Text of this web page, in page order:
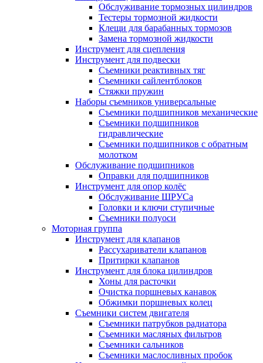
Обслуживание тормозных цилиндров
Тестеры тормозной жидкости
Клещи для барабанных тормозов
Замена тормозной жидкости
Инструмент для сцепления
Инструмент для подвески
Съемники реактивных тяг
Съемники сайлентблоков
Стяжки пружин
Наборы съемников универсальные
Съемники подшипников механические
Съемники подшипников
гидравлические
Съемники подшипников с обратным
молотком
Обслуживание подшипников
Оправки для подшипников
Инструмент для опор колёс
Обслуживание ШРУСа
Головки и ключи ступичные
Съемники полуоси
Моторная группа
Инструмент для клапанов
Рассухариватели клапанов
Притирки клапанов
Инструмент для блока цилиндров
Хоны для расточки
Очистка поршневых канавок
Обжимки поршневых колец
Съемники систем двигателя
Съемники патрубков радиатора
Съемники масляных фильтров
Съемники сальников
Съемники маслосливных пробок